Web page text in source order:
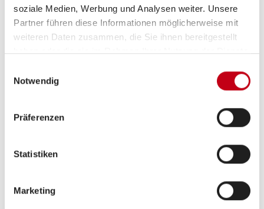
soziale Medien, Werbung und Analysen weiter. Unsere
Partner führen diese Informationen möglicherweise mit
weiteren Daten zusammen, die Sie ihnen bereitgestellt
haben oder die sie im Rahmen Ihrer Nutzung der Dienste
Notwendig
Präferenzen
Statistiken
Marketing
Apple CarPlay
Internetrouter
360° Kamera
Navigationssystem
Radio